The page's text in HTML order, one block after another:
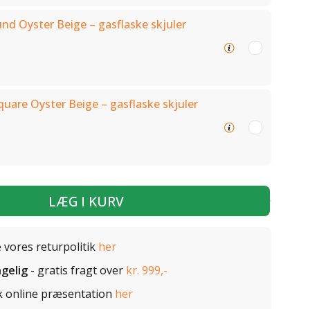
Oyster Beige – gasflaske skjuler
Oyster Beige – gasflaske skjuler
LÆG I KURV
vores returpolitik her
- gratis fragt over kr. 999,-
online præsentation her